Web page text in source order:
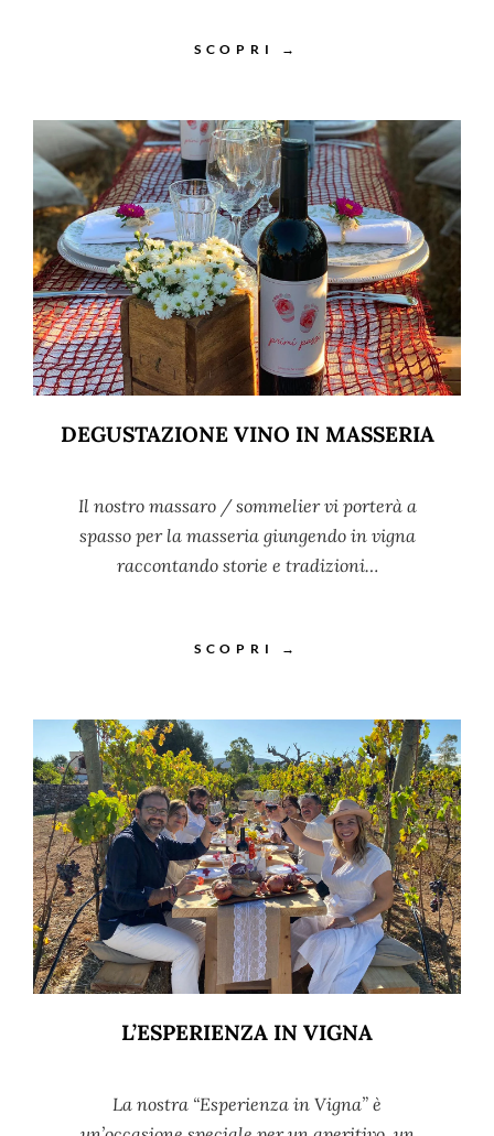
SCOPRI →
DEGUSTAZIONE VINO IN MASSERIA
Il nostro massaro / sommelier vi porterà a
spasso per la masseria giungendo in vigna
raccontando storie e tradizioni…
SCOPRI →
L’ESPERIENZA IN VIGNA
La nostra “Esperienza in Vigna” è